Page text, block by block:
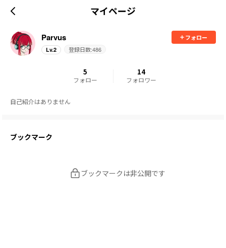
マイページ
Parvus
フォロー
Lv.2 登録日数:486
5
フォロー
14
フォロワー
自己紹介はありません
ブックマーク
ブックマークは非公開です